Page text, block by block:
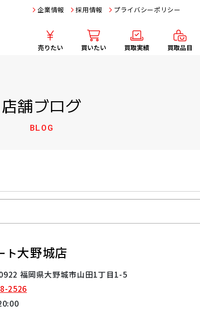
企業情報 採用情報 プライバシーポリシー
売りたい 買いたい 買取実績 買取品目
店舗ブログ
BLOG
ト大野城店
福岡県大野城市山田1丁目1-5
2526